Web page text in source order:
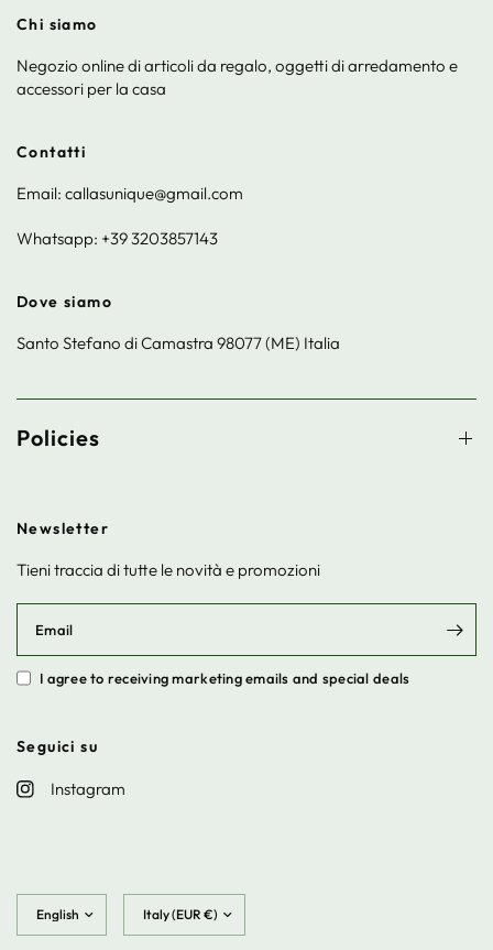
Chi siamo
Negozio online di articoli da regalo, oggetti di arredamento e
accessori per la casa
Contatti
Email: callasunique@gmail.com
Whatsapp: +39 3203857143
Dove siamo
Santo Stefano di Camastra 98077 (ME) Italia
Policies
Newsletter
Tieni traccia di tutte le novità e promozioni
Email
I agree to receiving marketing emails and special deals
Seguici su
Instagram
country/region
country/region